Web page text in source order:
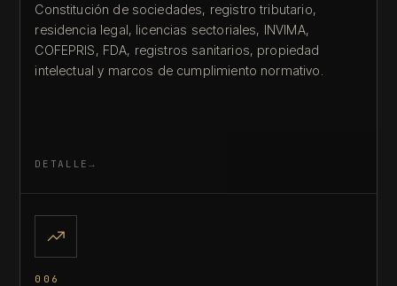
Constitución de sociedades, registro tributario,
residencia legal, licencias sectoriales, INVIMA,
COFEPRIS, FDA, registros sanitarios, propiedad
intelectual y marcos de cumplimiento normativo.
DETALLE
006